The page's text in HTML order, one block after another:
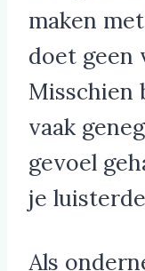
maken
doet geen
Misschien
vaak
gevoel
je
Als